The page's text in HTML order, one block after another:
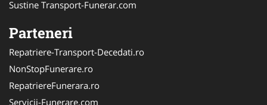
Sustine Transport-Funerar.com
Parteneri
Repatriere-Transport-Decedati.ro
NonStopFunerare.ro
RepatriereFunerara.ro
Servicii-Funerare.com